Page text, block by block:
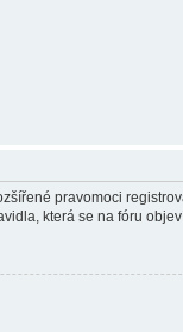
pravomoci
která se na fóru